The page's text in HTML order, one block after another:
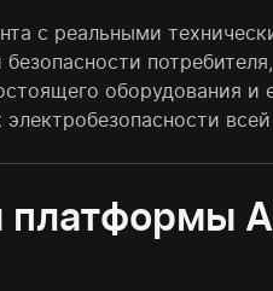
с реальными
оборудования